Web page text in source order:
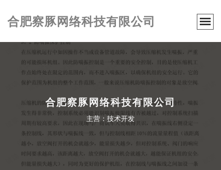
合肥察豚网络科技有限公司
合肥察豚网络科技有限公司
主营：技术开发